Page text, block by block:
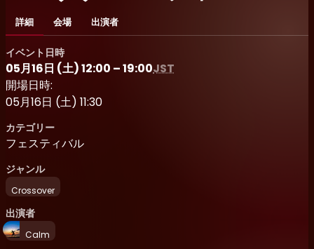
詳細 会場 出演者
イベント日時
05月16日 (土) 12:00 – 19:00JST
開場日時:
05月16日 (土) 11:30
カテゴリー
フェスティバル
ジャンル
Crossover
出演者
Calm